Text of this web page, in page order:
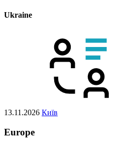
Ukraine
13.11.2026 Київ
Europe